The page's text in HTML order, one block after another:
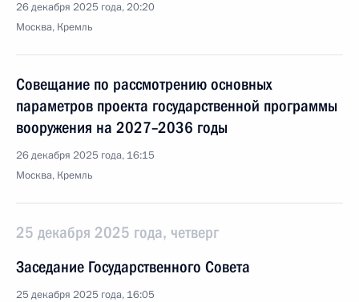
26 декабря 2025 года, 20:20
Москва, Кремль
Совещание по рассмотрению основных
параметров проекта государственной программы
вооружения на 2027–2036 годы
26 декабря 2025 года, 16:15
Москва, Кремль
25 декабря 2025 года, четверг
Заседание Государственного Совета
25 декабря 2025 года, 16:05